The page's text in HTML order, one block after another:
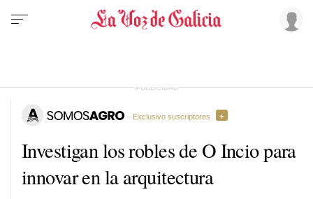
Investigan los robles de O Incio para
innovar en la arquitectura
· Exclusivo suscriptores